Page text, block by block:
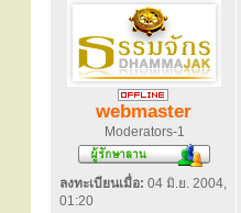
webmaster
Moderators-1
ลงทะเบียนเมื่อ: 04 มิ.ย. 2004,
01:20